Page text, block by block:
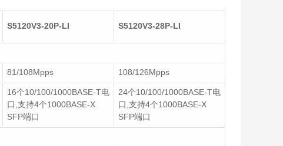
S5120V3-20P-LI S5120V3-28P-LI
81/108Mpps 108/126Mpps
16个10/100/1000BASE-T电
口,支持4个1000BASE-X
SFP端口
24个10/100/1000BASE-T电
口,支持4个1000BASE-X
SFP端口